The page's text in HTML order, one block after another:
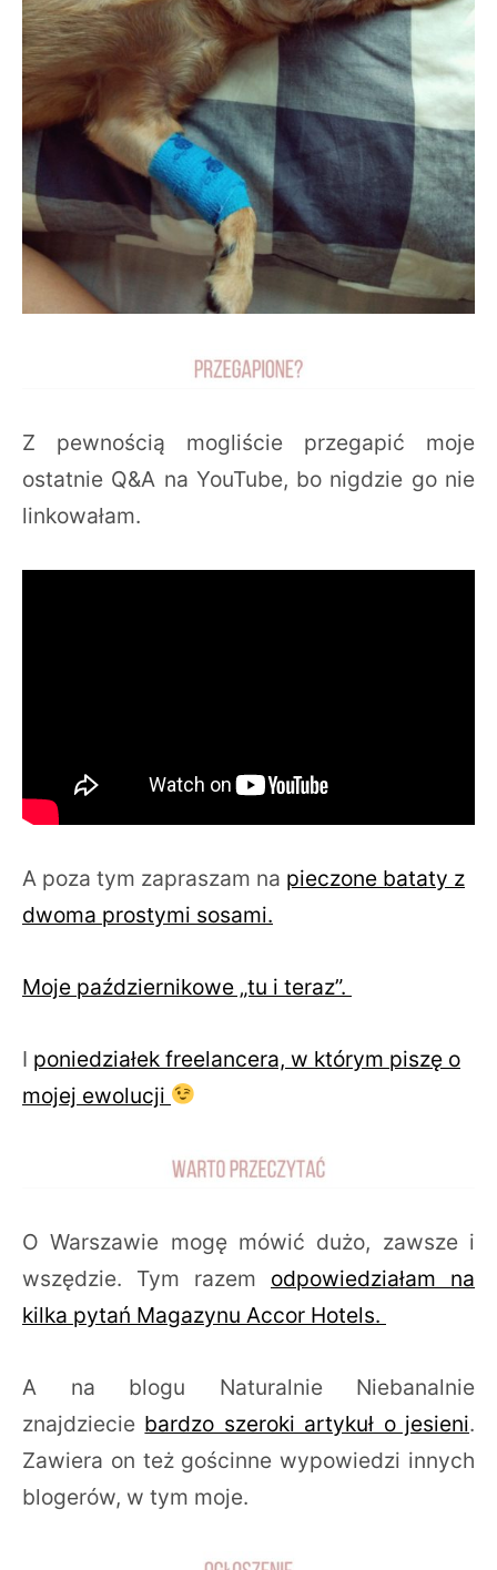
Z pewnością mogliście przegapić moje
ostatnie Q&A na YouTube, bo nigdzie go nie
linkowałam.
A poza tym zapraszam na pieczone bataty z
dwoma prostymi sosami.
Moje październikowe „tu i teraz”.
I poniedziałek freelancera, w którym piszę o
mojej ewolucji
O Warszawie mogę mówić dużo, zawsze i
wszędzie. Tym razem odpowiedziałam na
kilka pytań Magazynu Accor Hotels.
A na blogu Naturalnie Niebanalnie
znajdziecie bardzo szeroki artykuł o jesieni.
Zawiera on też gościnne wypowiedzi innych
blogerów, w tym moje.